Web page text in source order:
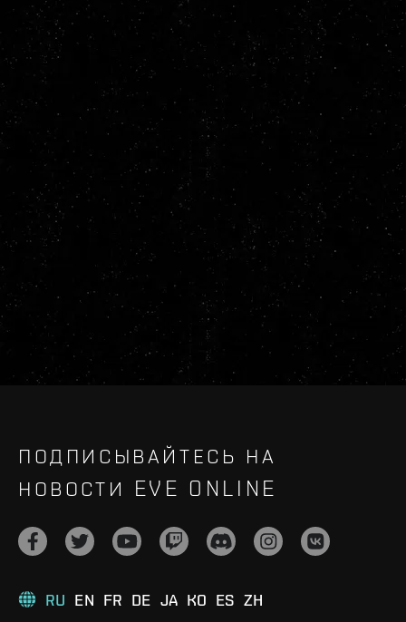
ПОДПИСЫВАЙТЕСЬ НА
НОВОСТИ EVE ONLINE
RU EN FR DE JA KO ES ZH